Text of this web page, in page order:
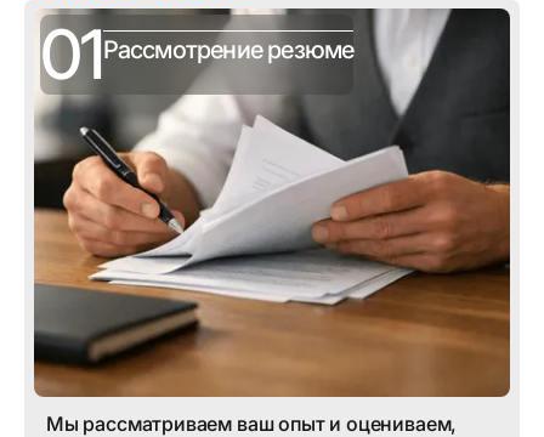
01Рассмотрение резюме
Мы рассматриваем ваш опыт и оцениваем,